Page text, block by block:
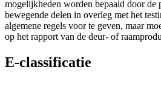
mogelijkheden worden bepaald door de
bewegende delen in overleg met het
algemene regels voor te geven, maar
op het rapport van de deur- of
E-classificatie